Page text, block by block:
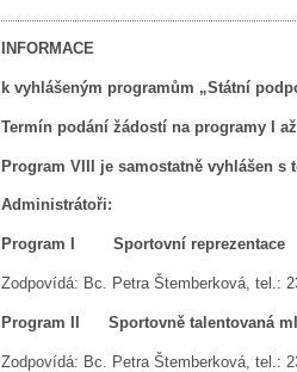
INFORMACE
k vyhlášeným programům „Státní
Termín podání žádostí na programy I
Program VIII je samostatně vyhlášen
Administrátoři:
Program I Sportovní reprezentace
Zodpovídá: Bc. Petra Štemberková, tel.:
Program II Sportovně talentovaná
Zodpovídá: Bc. Petra Štemberková, tel.: